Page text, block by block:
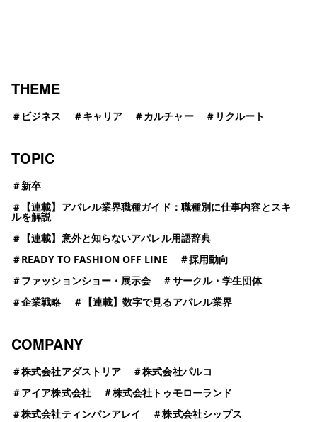
シ
THEME
＃ ビジネス ＃キャリア ＃カルチャー ＃ リクルート
TOPIC
＃新卒
＃ 【連載】アパレル業界職種ガイド：職種別に仕事内容とスキ
ルを解説
＃ 【連載】意外と知らないアパレル用語辞典
＃READY TO FASHION OFF LINE ＃採用動向
＃ファッションショー・展示会 ＃サークル・学生団体
＃企業戦略 ＃ 【連載】数字で見るアパレル業界
COMPANY
＃株式会社アダストリア ＃株式会社パルコ
＃アイア株式会社 ＃株式会社トゥモローランド
＃株式会社ティンパンアレイ ＃株式会社シップス